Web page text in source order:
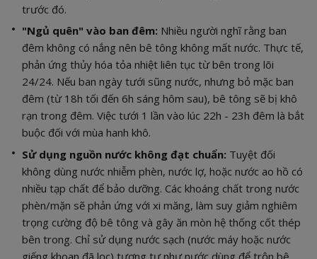
trước đó.
"Ngủ quên" vào ban đêm: Nhiều người nghĩ rằng ban
đêm không có nắng nên bê tông không mất nước. Thực tế,
phản ứng thủy hóa tỏa nhiệt liên tục từ bên trong lõi
24/24. Nếu ban ngày tưới sũng nước, nhưng bỏ mặc ban
đêm (từ 18h tối đến 6h sáng hôm sau), bê tông sẽ bị khô
rạn trong đêm. Việc tưới 1 lần vào lúc 22h - 23h đêm là bắt
buộc đối với mùa hanh khô.
Sử dụng nguồn nước không đạt chuẩn: Tuyệt đối
không dùng nước nhiễm phèn, nước lợ, hoặc nước ao hồ có
nhiều tạp chất để bảo dưỡng. Các khoáng chất trong nước
phèn/mặn sẽ phản ứng với xi măng, làm suy giảm nghiêm
trọng cường độ bê tông và gây ăn mòn hệ thống cốt thép
bên trong. Chỉ sử dụng nước sạch (nước máy hoặc nước
giếng khoan đã lọc) tương tự như nước dùng để trộn bê